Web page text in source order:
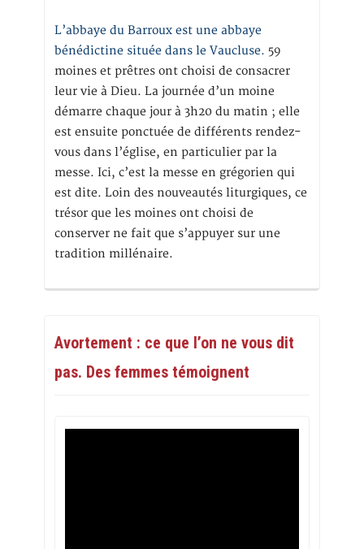
L’abbaye du Barroux est une abbaye
bénédictine située dans le Vaucluse. 59
moines et prêtres ont choisi de consacrer
leur vie à Dieu. La journée d’un moine
démarre chaque jour à 3h20 du matin ; elle
est ensuite ponctuée de différents rendez-
vous dans l’église, en particulier par la
messe. Ici, c’est la messe en grégorien qui
est dite. Loin des nouveautés liturgiques, ce
trésor que les moines ont choisi de
conserver ne fait que s’appuyer sur une
tradition millénaire.
Avortement : ce que l’on ne vous dit
pas. Des femmes témoignent